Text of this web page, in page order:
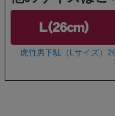
虎竹男下駄（Lサイズ）